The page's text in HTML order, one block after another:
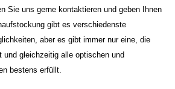
Sie uns gerne kontaktieren und geben Ihnen
gibt es verschiedenste
aber es gibt immer nur eine, die
gleichzeitig alle optischen und
bestens erfüllt.